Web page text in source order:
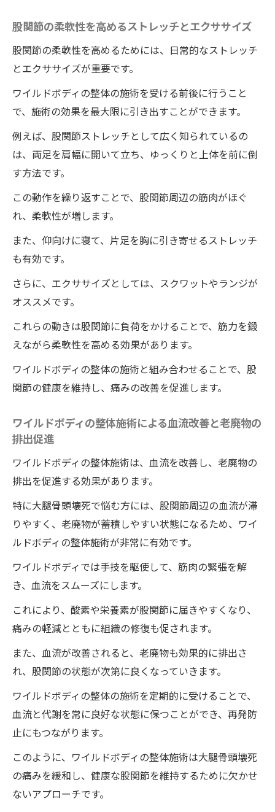
股関節の柔軟性を高めるストレッチとエクササイズ
股関節の柔軟性を高めるためには、日常的なストレッチ
とエクササイズが重要です。
ワイルドボディの整体の施術を受ける前後に行うこと
で、施術の効果を最大限に引き出すことができます。
例えば、股関節ストレッチとして広く知られているの
は、両足を肩幅に開いて立ち、ゆっくりと上体を前に倒
す方法です。
この動作を繰り返すことで、股関節周辺の筋肉がほぐ
れ、柔軟性が増します。
また、仰向けに寝て、片足を胸に引き寄せるストレッチ
も有効です。
さらに、エクササイズとしては、スクワットやランジが
オススメです。
これらの動きは股関節に負荷をかけることで、筋力を鍛
えながら柔軟性を高める効果があります。
ワイルドボディの整体の施術と組み合わせることで、股
関節の健康を維持し、痛みの改善を促進します。
ワイルドボディの整体施術による血流改善と老廃物の
排出促進
ワイルドボディの整体施術は、血流を改善し、老廃物の
排出を促進する効果があります。
特に大腿骨頭壊死で悩む方には、股関節周辺の血流が滞
りやすく、老廃物が蓄積しやすい状態になるため、ワイ
ルドボディの整体施術が非常に有効です。
ワイルドボディでは手技を駆使して、筋肉の緊張を解
き、血流をスムーズにします。
これにより、酸素や栄養素が股関節に届きやすくなり、
痛みの軽減とともに組織の修復も促されます。
また、血流が改善されると、老廃物も効果的に排出さ
れ、股関節の状態が次第に良くなっていきます。
ワイルドボディの整体の施術を定期的に受けることで、
血流と代謝を常に良好な状態に保つことができ、再発防
止にもつながります。
このように、ワイルドボディの整体施術は大腿骨頭壊死
の痛みを緩和し、健康な股関節を維持するために欠かせ
ないアプローチです。